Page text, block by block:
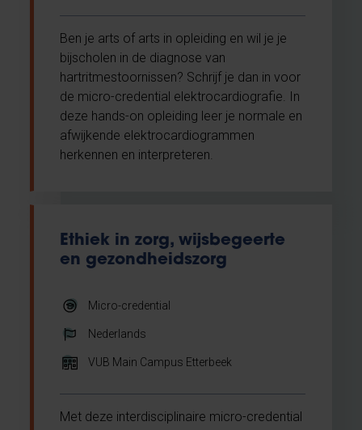
Ben je arts of arts in opleiding en wil je je
bijscholen in de diagnose van
hartritmestoornissen? Schrijf je dan in voor
de micro-credential elektrocardiografie. In
deze hands-on opleiding leer je normale en
afwijkende elektrocardiogrammen
herkennen en interpreteren.
Ethiek in zorg, wijsbegeerte
en gezondheidszorg
Micro-credential
Nederlands
VUB Main Campus Etterbeek
Met deze interdisciplinaire micro-credential